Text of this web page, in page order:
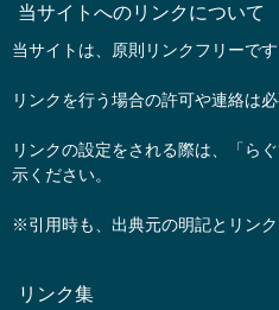
当サイトへのリンクについて
当サイトは、原則リンクフリーです
リンクを行う場合の許可や連絡は必
リンクの設定をされる際は、「ら
示ください。
※引用時も、出典元の明記とリン
リンク集